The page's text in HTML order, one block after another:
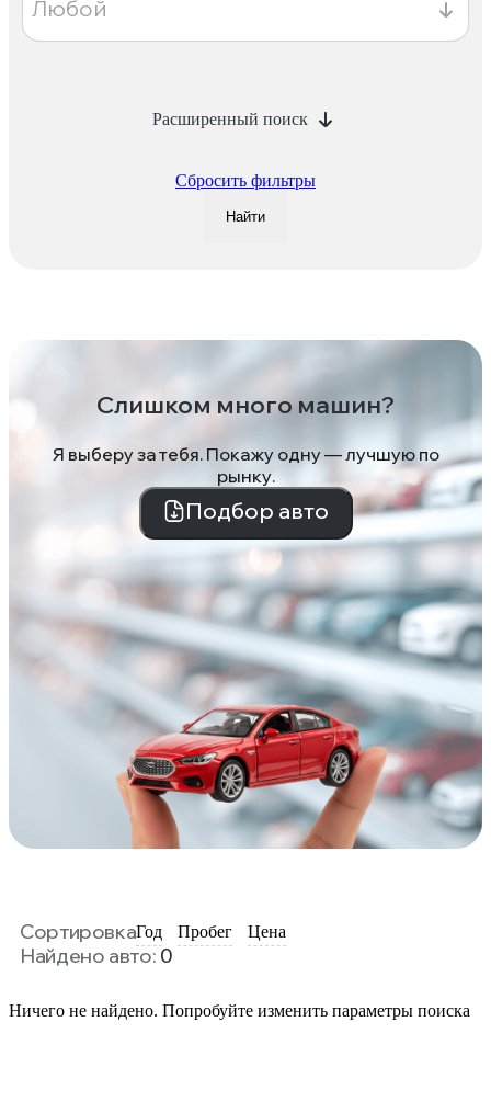
Расширенный поиск
Сбросить фильтры
Найти
Слишком много машин?
Я выберу за тебя. Покажу одну — лучшую по
рынку.
Подбор авто
СортировкаГод Пробег Цена
Найдено авто: 0
Ничего не найдено. Попробуйте изменить параметры поиска